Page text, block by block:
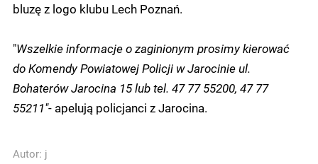
bluzę z logo klubu Lech Poznań.
"Wszelkie informacje o zaginionym prosimy kierować
do Komendy Powiatowej Policji w Jarocinie ul.
Bohaterów Jarocina 15 lub tel. 47 77 55200, 47 77
55211"- apelują policjanci z Jarocina.
Autor: j